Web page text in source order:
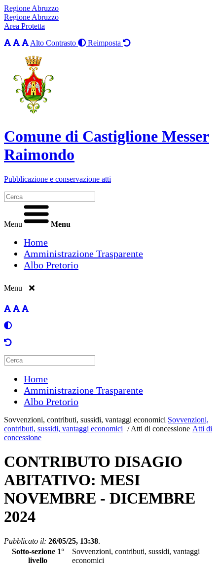
Regione Abruzzo
Regione Abruzzo
Area Protetta
Alto Contrasto
Reimposta
Comune di Castiglione Messer
Raimondo
Pubblicazione e conservazione atti
Menu Menu
Home
Amministrazione Trasparente
Albo Pretorio
Menu
Home
Amministrazione Trasparente
Albo Pretorio
Sovvenzioni, contributi, sussidi, vantaggi economici Sovvenzioni,
contributi, sussidi, vantaggi economici /Atti di concessione Atti di
concessione
CONTRIBUTO DISAGIO
ABITATIVO: MESI
NOVEMBRE - DICEMBRE
2024
Pubblicato il: 26/05/25, 13:38.
Sotto-sezione 1°
livello
Sovvenzioni, contributi, sussidi, vantaggi
economici